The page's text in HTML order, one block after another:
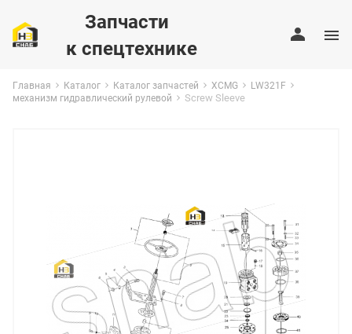
Запчасти
к спецтехнике
Главная Каталог Каталог запчастей XCMG
LW321F
механизм гидравлический рулевой
Screw Sleeve